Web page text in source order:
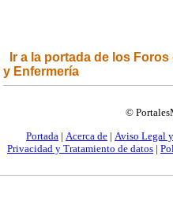
Ir a la portada de los
y Enfermería
©
Portada | Acerca de | Aviso Legal
Privacidad y Tratamiento de datos |